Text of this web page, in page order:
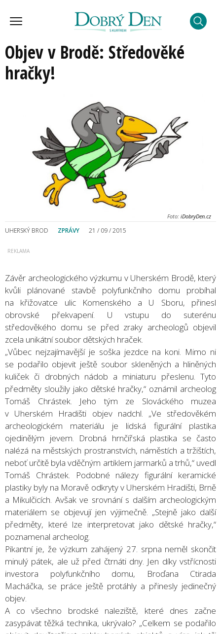
Objev v Brodě: Středověké
hračky!
Foto: iDobryDen.cz
UHERSKÝ BROD ZPRÁVY 21 / 09 / 2015
Závěr archeologického výzkumu v Uherském Brodě, který
kvůli plánované stavbě polyfunkčního domu probíhal
na křižovatce ulic Komenského a U Sboru, přinesl
obrovské překvapení. U vstupu do suterénu
středověkého domu se před zraky archeologů objevil
zcela unikátní soubor dětských hraček.
„Vůbec nejzajímavější je soška jezdce na koni. Mimo ni
se podařilo objevit ještě soubor skleněných a hliněných
kuliček či drobných nádob a miniaturu přeslenu. Tyto
předměty sloužily jako dětské hračky,“ oznámil archeolog
Tomáš Chrástek. Jeho tým ze Slováckého muzea
v Uherském Hradišti objev nadchl. „Ve středověkém
archeologickém materiálu je lidská figurální plastika
ojedinělým jevem. Drobná hrnčířská plastika se často
nalézá na městských prostranstvích, náměstích a tržištích,
neboť určitě byla vděčným artiklem jarmarků a trhů,“ uvedl
Tomáš Chrástek. Podobné nálezy figurální keramické
plastiky byly na Moravě odkryty v Uherském Hradišti, Brně
a Mikulčicích. Avšak ve srovnání s dalším archeologickým
materiálem se objevují jen výjimečně. „Stejně jako další
předměty, které lze interpretovat jako dětské hračky,“
poznamenal archeolog.
Pikantní je, že výzkum zahájený 27. srpna neměl skončit
minulý pátek, ale už před čtrnáti dny. Jen díky vstřícnosti
investora polyfunkčního domu, Broďana Ctirada
Macháčka, se práce ještě protáhly a přinesly jedinečný
objev.
A co všechno brodské naleziště, které dnes začne
zasypávat těžká technika, ukrývalo? „Celkem se podařilo